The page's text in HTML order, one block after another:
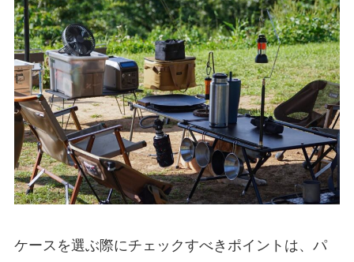
ケースを選ぶ際にチェックすべきポイントは、パ